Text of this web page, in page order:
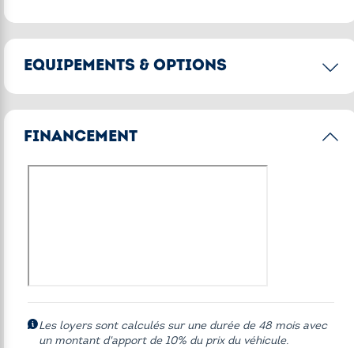
EQUIPEMENTS & OPTIONS
Accès Confort
Alarme antivol
Pack Innovation
FINANCEMENT
Les loyers sont calculés sur une durée de 48 mois avec
un montant d'apport de 10% du prix du véhicule.